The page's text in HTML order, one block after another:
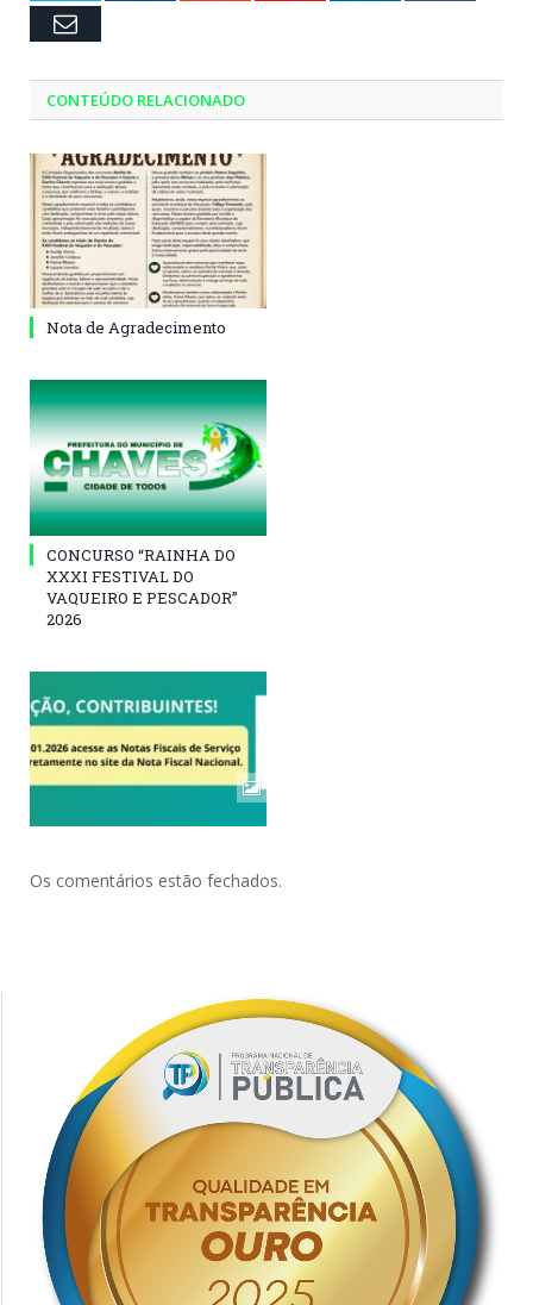
Email
CONTEÚDO RELACIONADO
Nota de Agradecimento
CONCURSO “RAINHA DO
XXXI FESTIVAL DO
VAQUEIRO E PESCADOR”
2026
Os comentários estão fechados.